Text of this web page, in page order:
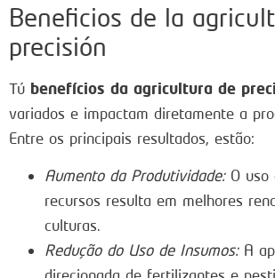
Beneficios de la
precisión
Tú benefícios da agricultura de
variados e impactam diretamente a
Entre os principais resultados, estão:
Aumento da Produtividade:O uso
recursos resulta em melhores
culturas.
Redução do Uso de Insumos:A